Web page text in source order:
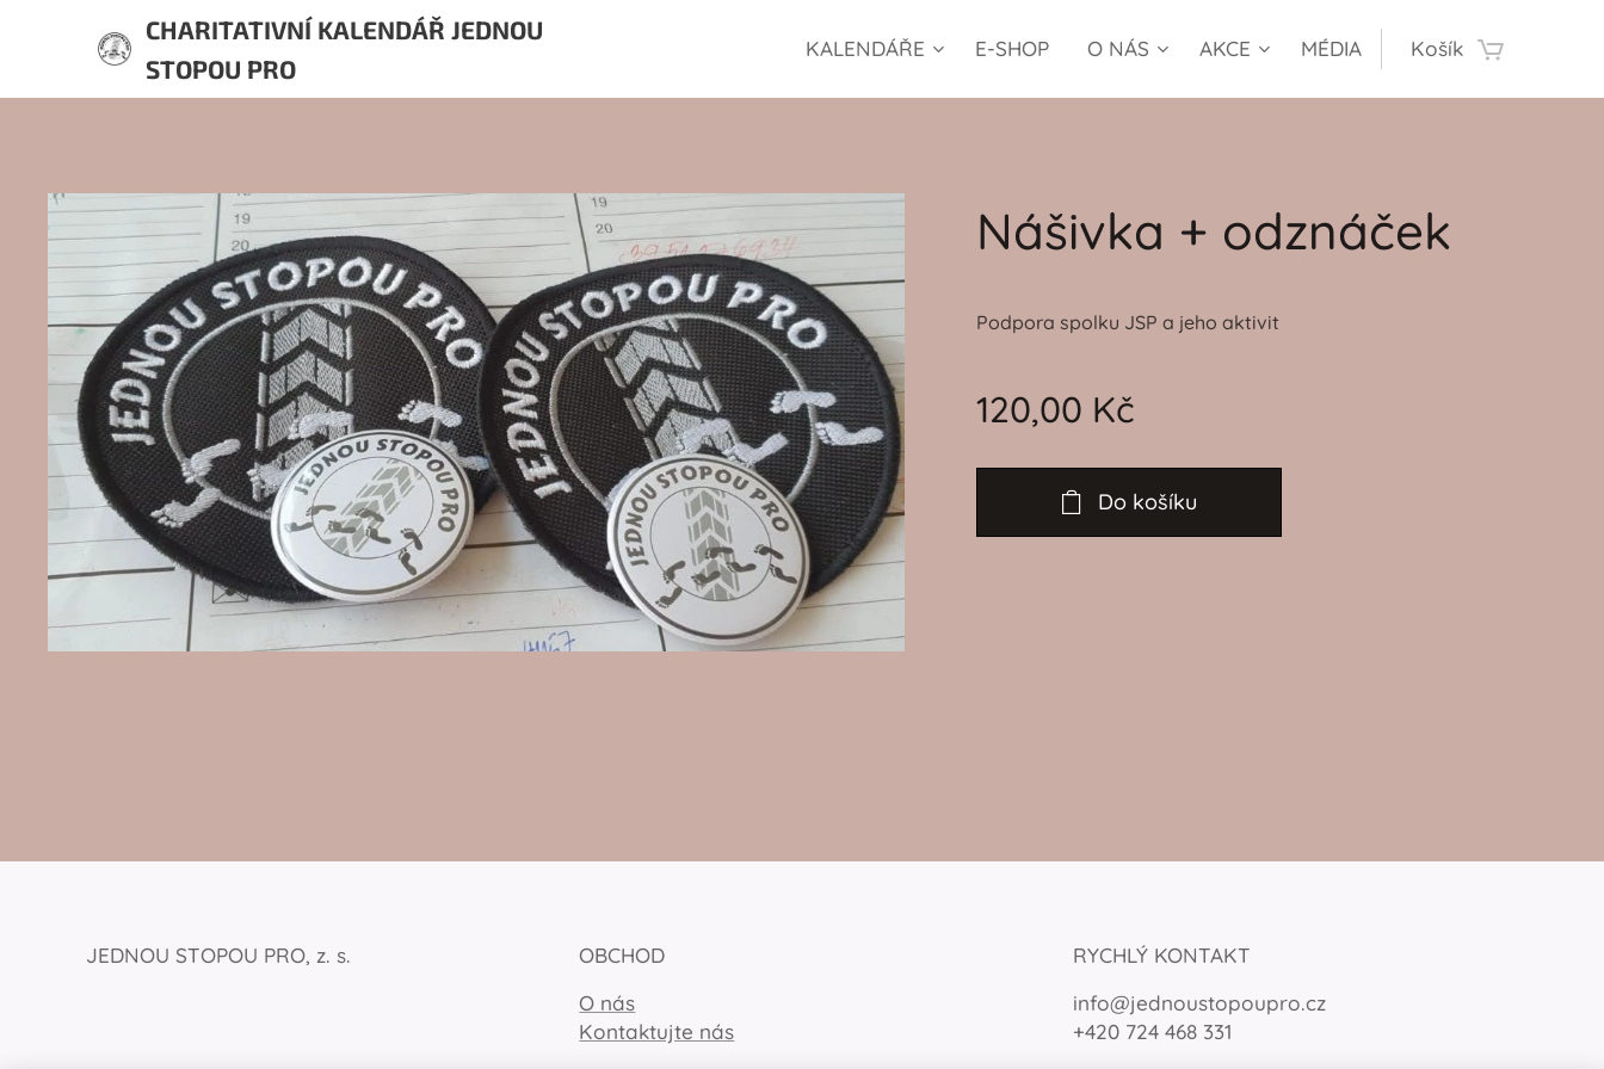
CHARITATIVNÍ KALENDÁŘ JEDNOU
STOPOU PRO
KALENDÁŘE E-SHOP O NÁS AKCE MÉDIA Košík
Nášivka + odznáček
Podpora spolku JSP a jeho aktivit
120,00 Kč
Do košíku
JEDNOU STOPOU PRO, z. s.
OBCHOD
O nás
Kontaktujte nás
RYCHLÝ KONTAKT
info@jednoustopoupro.cz
+420 724 468 331